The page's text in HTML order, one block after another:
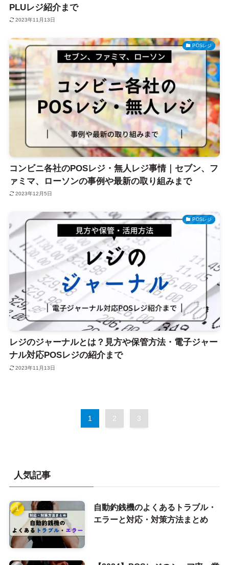
PLUレジ紹介まで
2023年11月13日
POSレジ
コンビニ各社のPOSレジ・無人レジ事情｜セブン、フ
ァミマ、ローソンの事例や最新の取り組みまで
2023年12月5日
POSレジ
レジのジャーナルとは？見方や保管方法・電子ジャー
ナル対応POSレジの紹介まで
2023年11月13日
1 2 3
人気記事
自動釣銭機のよくあるトラブル・
エラーと対応・対策方法まとめ